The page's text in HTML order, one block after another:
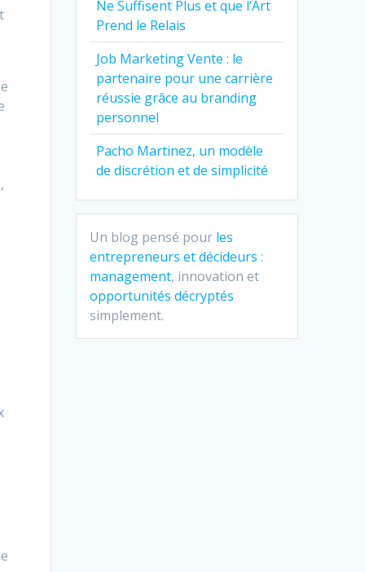
Ne Suffisent Plus et que l’Art
Prend le Relais
Job Marketing Vente : le
partenaire pour une carrière
réussie grâce au branding
personnel
Pacho Martinez, un modèle
de discrétion et de simplicité
Un blog pensé pour les
entrepreneurs et décideurs :
management, innovation et
opportunités décryptés
simplement.